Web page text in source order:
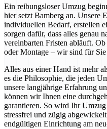
Ein reibungsloser Umzug
hier setzt Bamberg an. Unsere
individuellen Bedarf, erstellen
sorgen dafür, dass alles genau
vereinbarten Fristen abläuft.
oder Montage – wir sind für
Alles aus einer Hand ist mehr
es die Philosophie, die jeden
unsere langjährige Erfahrung
können wir Ihnen eine
garantieren. So wird Ihr
stressfrei und zügig
endgültigen Einrichtung am